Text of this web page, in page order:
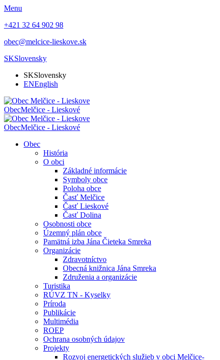
Menu
+421 32 64 902 98
obec@melcice-lieskove.sk
SKSlovensky
SKSlovensky
ENEnglish
ObecMelčice - Lieskové
ObecMelčice - Lieskové
Obec
História
O obci
Základné informácie
Symboly obce
Poloha obce
Časť Melčice
Časť Lieskové
Časť Dolina
Osobnosti obce
Územný plán obce
Pamätná izba Jána Čieteka Smreka
Organizácie
Zdravotníctvo
Obecná knižnica Jána Smreka
Združenia a organizácie
Turistika
RÚVZ TN - Kyselky
Príroda
Publikácie
Multimédia
ROEP
Ochrana osobných údajov
Projekty
Rozvoj energetických služieb v obci Melčice-